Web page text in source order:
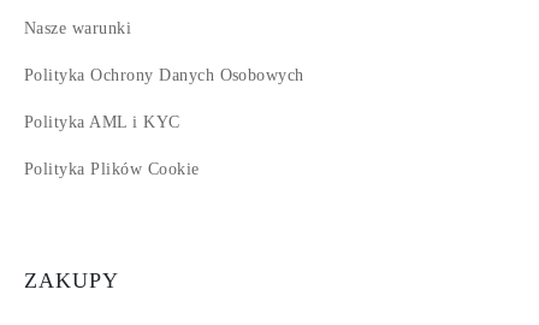
Nasze warunki
Polityka Ochrony Danych Osobowych
Polityka AML i KYC
Polityka Plików Cookie
ZAKUPY